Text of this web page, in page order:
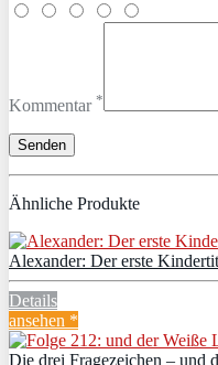
Kommentar *
Ähnliche Produkte
Alexander: Der erste
Details
ansehen *
Die drei Fragezeichen – und